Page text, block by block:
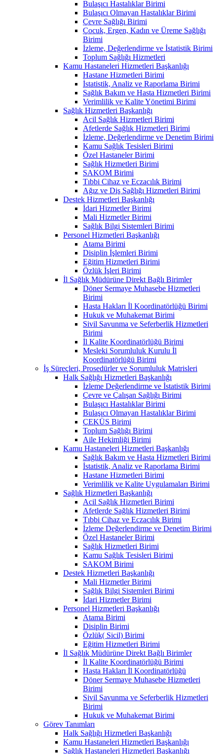
Bulaşıcı Hastalıklar Birimi
Bulaşıcı Olmayan Hastalıklar Birimi
Çevre Sağlığı Birimi
Çocuk, Ergen, Kadın ve Üreme Sağlığı
Birimi
İzleme, Değerlendirme ve İstatistik Birimi
Toplum Sağlığı Hizmetleri
Kamu Hastaneleri Hizmetleri Başkanlığı
Hastane Hizmetleri Birimi
İstatistik, Analiz ve Raporlama Birimi
Sağlık Bakım ve Hasta Hizmetleri Birimi
Verimlilik ve Kalite Yönetimi Birimi
Sağlık Hizmetleri Başkanlığı
Acil Sağlık Hizmetleri Birimi
Afetlerde Sağlık Hizmetleri Birimi
İzleme, Değerlendirme ve Denetim Birimi
Kamu Sağlık Tesisleri Birimi
Özel Hastaneler Birimi
Sağlık Hizmetleri Birimi
SAKOM Birimi
Tıbbi Cihaz ve Eczacılık Birimi
Ağız ve Diş Sağlığı Hizmetleri Birimi
Destek Hizmetleri Başkanlığı
İdari Hizmetler Birimi
Mali Hizmetler Birimi
Sağlık Bilgi Sistemleri Birimi
Personel Hizmetleri Başkanlığı
Atama Birimi
Disiplin İşlemleri Birimi
Eğitim Hizmetleri Birimi
Özlük İşleri Birimi
İl Sağlık Müdürüne Direkt Bağlı Birimler
Döner Sermaye Muhasebe Hizmetleri
Birimi
Hasta Hakları İl Koordinatörlüğü Birimi
Hukuk ve Muhakemat Birimi
Sivil Savunma ve Seferberlik Hizmetleri
Birimi
İl Kalite Koordinatörlüğü Birimi
Mesleki Sorumluluk Kurulu İl
Koordinatörlüğü Birimi
İş Süreçleri, Prosedürler ve Sorumluluk Matrisleri
Halk Sağlığı Hizmetleri Başkanlığı
İzleme Değerlendirme ve İstatistik Birimi
Çevre ve Çalışan Sağlığı Birimi
Bulaşıcı Hastalıklar Birimi
Bulaşıcı Olmayan Hastalıklar Birimi
ÇEKÜS Birimi
Toplum Sağlığı Birimi
Aile Hekimliği Birimi
Kamu Hastaneleri Hizmetleri Başkanlığı
Sağlık Bakım ve Hasta Hizmetleri Birimi
İstatistik, Analiz ve Raporlama Birimi
Hastane Hizmetleri Birimi
Verimlilik ve Kalite Uygulamaları Birimi
Sağlık Hizmetleri Başkanlığı
Acil Sağlık Hizmetleri Birimi
Afetlerde Sağlık Hizmetleri Birimi
Tıbbi Cihaz ve Eczacılık Birimi
İzleme Değerlendirme ve Denetim Birimi
Özel Hastaneler Birimi
Sağlık Hizmetleri Birimi
Kamu Sağlık Tesisleri Birimi
SAKOM Birimi
Destek Hizmetleri Başkanlığı
Mali Hizmetler Birimi
Sağlık Bilgi Sistemleri Birimi
İdari Hizmetler Birimi
Personel Hizmetleri Başkanlığı
Atama Birimi
Disiplin Birimi
Özlük( Sicil) Birimi
Eğitim Hizmetleri Birimi
İl Sağlık Müdürüne Direkt Bağlı Birimler
İl Kalite Koordinatörlüğü Birimi
Hasta Hakları İl Koordinatörlüğü
Döner Sermaye Muhasebe Hizmetleri
Birimi
Sivil Savunma ve Seferberlik Hizmetleri
Birimi
Hukuk ve Muhakemat Birimi
Görev Tanımları
Halk Sağlığı Hizmetleri Başkanlığı
Kamu Hastaneleri Hizmetleri Başkanlığı
Sağlık Hastaneleri Hizmetleri Başkanlığı